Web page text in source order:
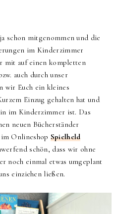
schon mitgenommen und die
im Kinderzimmer
mit auf einen kompletten
auch durch unser
wir Euch ein kleines
Einzug gehalten hat und
im Kinderzimmer ist. Das
neuen Bücherständer
Onlineshop Spielheld
schön, dass wir ohne
noch einmal etwas umgeplant
einziehen ließen.